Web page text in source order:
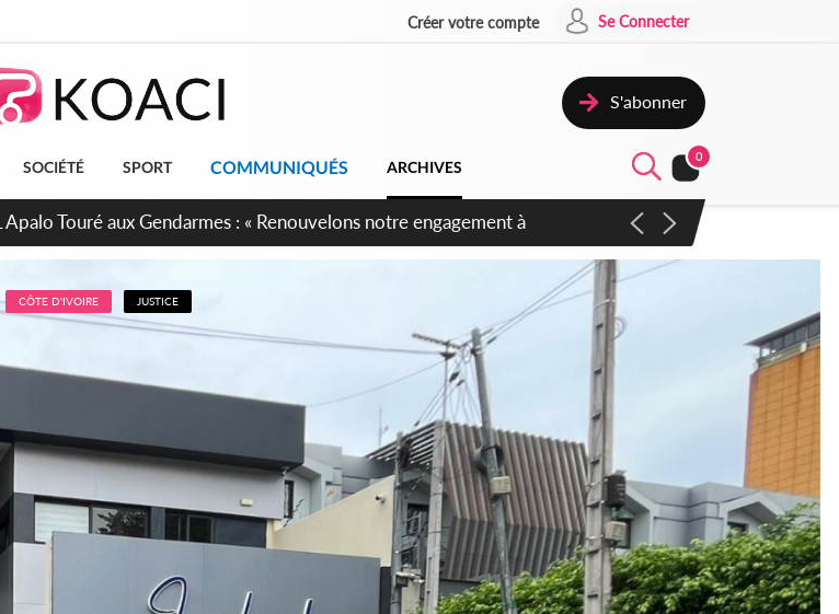
Créer votre compte Se Connecter
S'abonner
SOCIÉTÉ SPORT COMMUNIQUÉS ARCHIVES
0
en gestation, points clés des amendements, un exclu
CÔTE D'IVOIRE JUSTICE